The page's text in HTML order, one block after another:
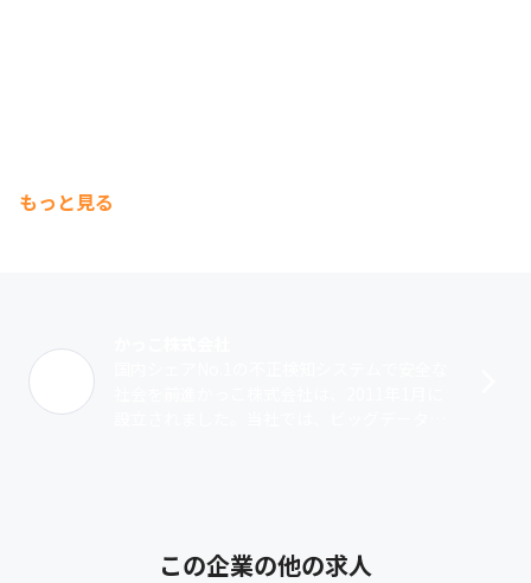
もっと見る
この企業の他の求人